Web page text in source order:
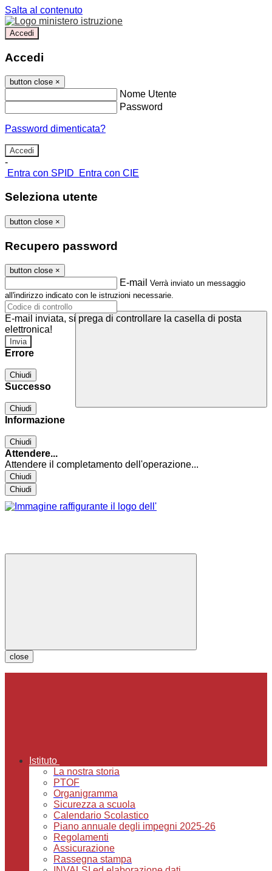
Salta al contenuto
Accedi
Accedi
button close ×
Nome Utente
Password
Password dimenticata?
-
Entra con SPID
Entra con CIE
Seleziona utente
button close ×
Recupero password
button close ×
E-mail Verrà inviato un messaggio
all'indirizzo indicato con le istruzioni necessarie.
E-mail inviata, si prega di controllare la casella di posta
elettronica!
Errore
Chiudi
Successo
Chiudi
Informazione
Chiudi
Attendere...
Attendere il completamento dell'operazione...
Chiudi
Chiudi
close
Istituto
La nostra storia
PTOF
Organigramma
Sicurezza a scuola
Calendario Scolastico
Piano annuale degli impegni 2025-26
Regolamenti
Assicurazione
Rassegna stampa